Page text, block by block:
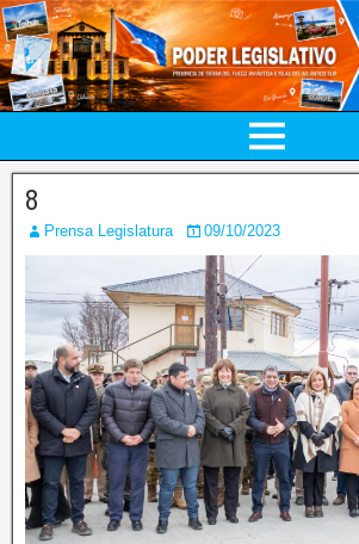
8
Prensa Legislatura 09/10/2023